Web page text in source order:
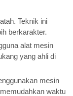
Teknik ini
berkarakter.
alat mesin
yang ahli di
mesin
waktu